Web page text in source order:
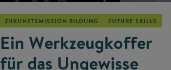
ZUKUNFTSMISSION BILDUNG FUTURE SKILLS
Ein Werkzeugkoffer
für das Ungewisse